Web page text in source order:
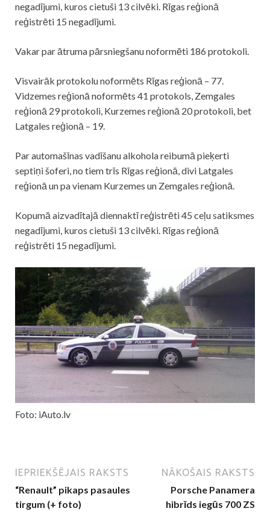
negadījumi, kuros cietuši 13 cilvēki. Rīgas reģionā
reģistrēti 15 negadījumi.
Vakar par ātruma pārsniegšanu noformēti 186 protokoli.
Visvairāk protokolu noformēts Rīgas reģionā – 77.
Vidzemes reģionā noformēts 41 protokols, Zemgales
reģionā 29 protokoli, Kurzemes reģionā 20 protokoli, bet
Latgales reģionā – 19.
Par automašīnas vadīšanu alkohola reibumā pieķerti
septiņi šoferi, no tiem trīs Rīgas reģionā, divi Latgales
reģionā un pa vienam Kurzemes un Zemgales reģionā.
Kopumā aizvadītajā diennaktī reģistrēti 45 ceļu satiksmes
negadījumi, kuros cietuši 13 cilvēki. Rīgas reģionā
reģistrēti 15 negadījumi.
Foto: iAuto.lv
IEPRIEKŠĒJAIS RAKSTS
“Renault” pikaps pasaules
tirgum (+ foto)
NĀKOŠAIS RAKSTS
Porsche Panamera
hibrīds iegūs 700 ZS